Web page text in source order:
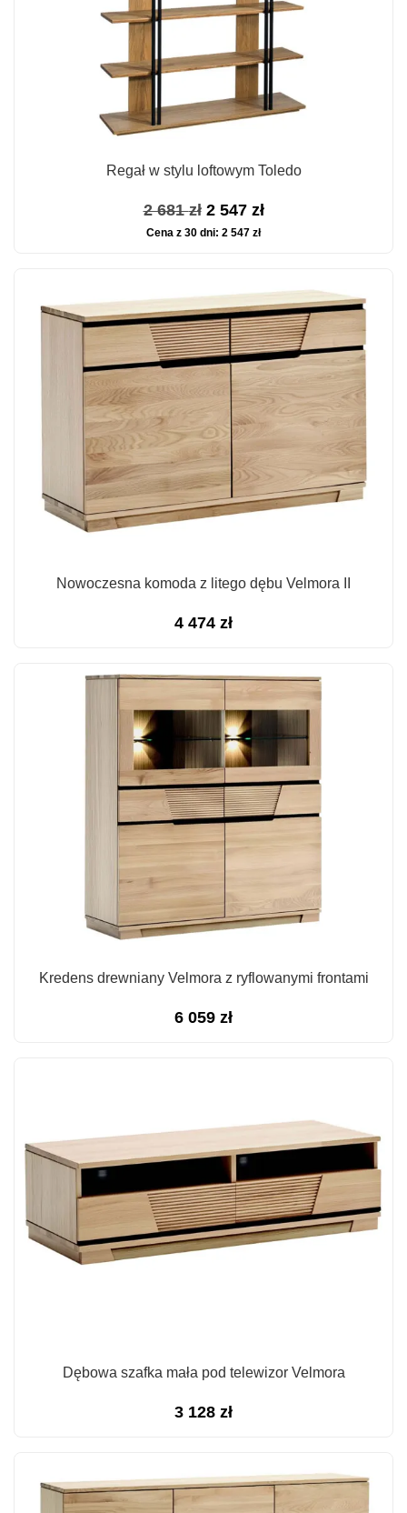
Regał w stylu loftowym Toledo
2 681zł Pierwotna
cena
2
681 zł.
2 547 złAktualna
2
547 zł.
Cena z 30 dni: 2 547 zł
Nowoczesna komoda z litego dębu Velmora II
4 474 zł
Kredens drewniany Velmora z ryflowanymi frontami
6 059 zł
Dębowa szafka mała pod telewizor Velmora
3 128 zł